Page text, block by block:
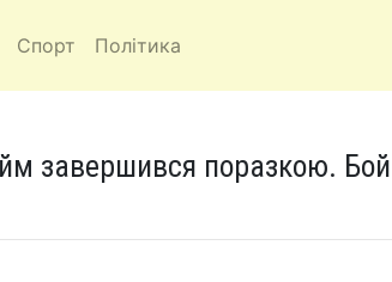
Спорт Політика
завершився поразкою.